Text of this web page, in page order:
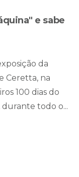
e sabe
da
Ceretta, na
100 dias do
todo o...